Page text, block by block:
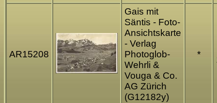
AR15208
Gais mit
Säntis - Foto-
Ansichtskarte
- Verlag
Photoglob-
Wehrli &
Vouga & Co.
AG Zürich
(G12182y)
*